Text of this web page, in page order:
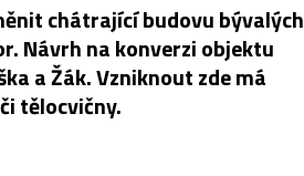
chátrající budovu bývalých
Návrh na konverzi objektu
a Žák. Vzniknout zde má
tělocvičny.